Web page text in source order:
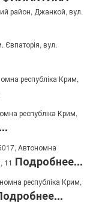
район, Джанкой, вул.
Євпаторія, вул.
республіка Крим,
республіка Крим,
Автономна
11 Подробнее...
республіка Крим,